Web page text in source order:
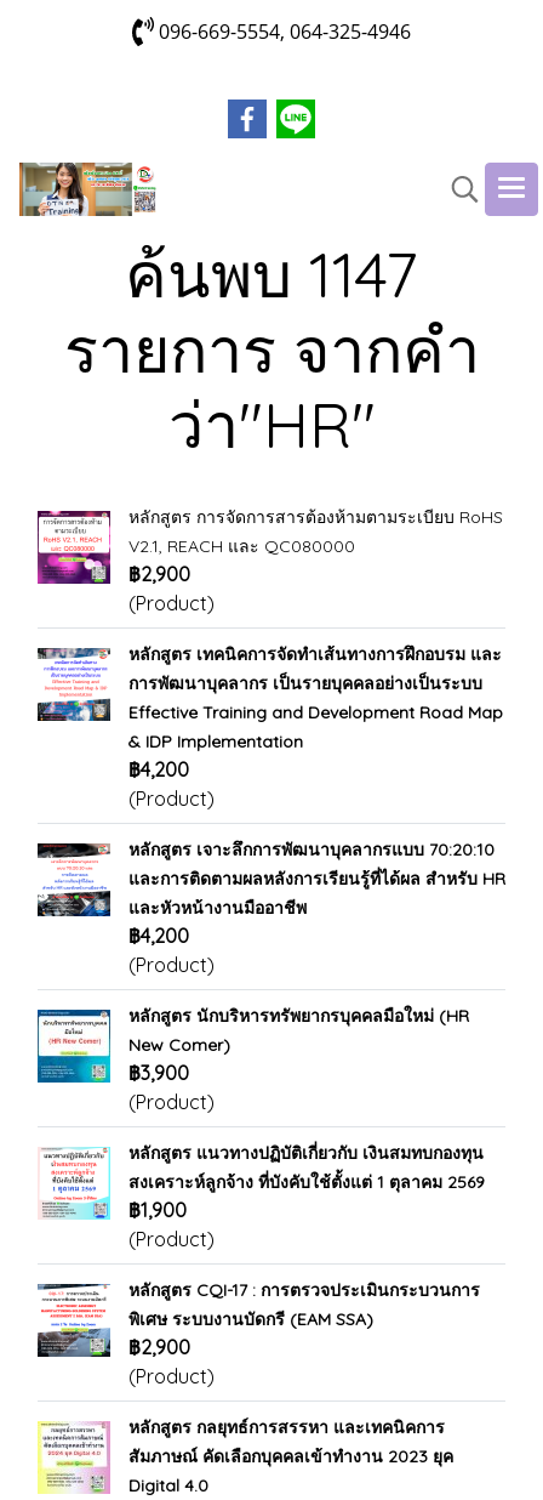
096-669-5554, 064-325-4946
ค้นพบ 1147
รายการ จากคำ
ว่า"HR"
หลักสูตร การจัดการสารต้องห้ามตามระเบียบ RoHS
V2.1, REACH และ QC080000
฿2,900
(Product)
หลักสูตร เทคนิคการจัดทำเส้นทางการฝึกอบรม และ
การพัฒนาบุคลากร เป็นรายบุคคลอย่างเป็นระบบ
Effective Training and Development Road Map
& IDP Implementation
฿4,200
(Product)
หลักสูตร เจาะลึกการพัฒนาบุคลากรแบบ 70:20:10
และการติดตามผลหลังการเรียนรู้ที่ได้ผล สำหรับ HR
และหัวหน้างานมืออาชีพ
฿4,200
(Product)
หลักสูตร นักบริหารทรัพยากรบุคคลมือใหม่ (HR
New Comer)
฿3,900
(Product)
หลักสูตร แนวทางปฏิบัติเกี่ยวกับ เงินสมทบกองทุน
สงเคราะห์ลูกจ้าง ที่บังคับใช้ตั้งแต่ 1 ตุลาคม 2569
฿1,900
(Product)
หลักสูตร CQI-17 : การตรวจประเมินกระบวนการ
พิเศษ ระบบงานบัดกรี (EAM SSA)
฿2,900
(Product)
หลักสูตร กลยุทธ์การสรรหา และเทคนิคการ
สัมภาษณ์ คัดเลือกบุคคลเข้าทำงาน 2023 ยุค
Digital 4.0